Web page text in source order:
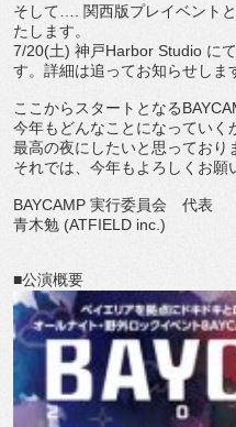
そして…. 関西版プレイベント
たします。
7/20(土) 神戸Harbor Studio に
す。詳細は追ってお知らせしま
ここからスタートとなる
今年もどんなことになっていく
最高の夜にしたいと思っており
それでは、今年もよろしくお願
BAYCAMP 実行委員会 代表
青木勉 (ATFIELD inc.)
■公演概要